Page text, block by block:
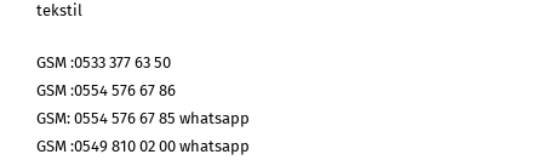
tekstil
GSM :0533 377 63 50
GSM :0554 576 67 86
GSM: 0554 576 67 85 whatsapp
GSM :0549 810 02 00 whatsapp